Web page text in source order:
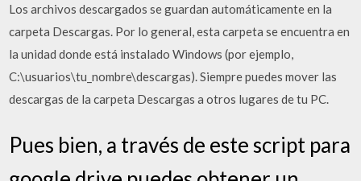
Los archivos descargados se guardan automáticamente en la
carpeta Descargas. Por lo general, esta carpeta se encuentra en
la unidad donde está instalado Windows (por ejemplo,
C:\usuarios\tu_nombre\descargas). Siempre puedes mover las
descargas de la carpeta Descargas a otros lugares de tu PC.
Pues bien, a través de este script para